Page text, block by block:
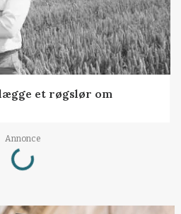
et røgslør om
Annonce
Loading...